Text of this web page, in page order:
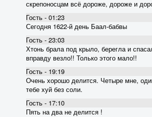
скрепоносцам всё дороже, дороже и
Гость - 01:23
Сегодня 1622-й день Баал-бабвы
Гость - 23:03
Хтонь брала под крыло, берегла и
вправду везло!! Только этого мало!!
Гость - 19:19
Очень хорошо делится. Четыре мне,
тебе хуй без соли.
Гость - 17:10
Пять на два не делится !